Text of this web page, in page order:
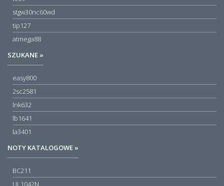
stgw30nc60wd
tip127
atmega88
SZUKANE »
easy800
2sc2581
lnk632
lb1641
la3401
NOTY KATALOGOWE »
BC211